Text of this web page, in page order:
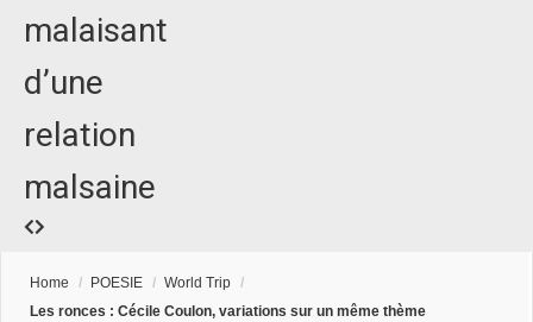
malaisant
d’une
relation
malsaine
Home / POESIE / World Trip /
Les ronces : Cécile Coulon, variations sur un même thème